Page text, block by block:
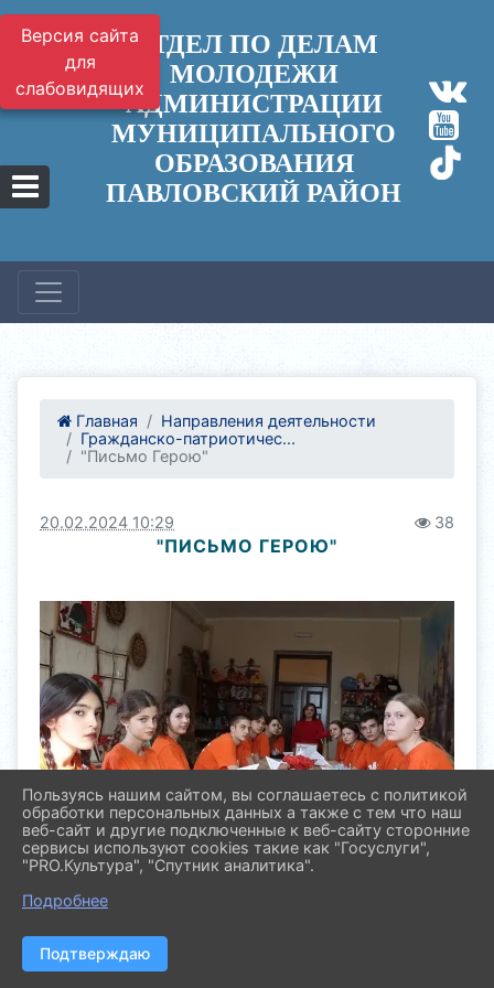
Версия сайта
для
слабовидящих
ОТДЕЛ ПО ДЕЛАМ
МОЛОДЕЖИ
АДМИНИСТРАЦИИ
МУНИЦИПАЛЬНОГО
ОБРАЗОВАНИЯ
ПАВЛОВСКИЙ РАЙОН
Главная
Направления деятельности
Гражданско-патриотичес...
"Письмо Герою"
20.02.2024 10:29 38
"ПИСЬМО ГЕРОЮ"
Пользуясь нашим сайтом, вы соглашаетесь с политикой
обработки персональных данных а также с тем что наш
веб-сайт и другие подключенные к веб-сайту сторонние
сервисы используют cookies такие как "Госуслуги",
"PRO.Культура", "Спутник аналитика".
Подробнее
Подтверждаю